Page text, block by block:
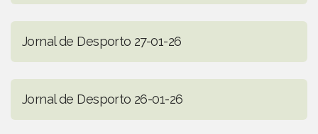
Jornal de Desporto 27-01-26
Jornal de Desporto 26-01-26